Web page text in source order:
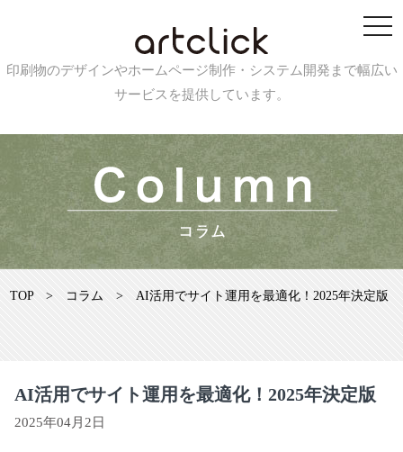
印刷物のデザインやホームページ制作・システム開発まで幅広い
サービスを提供しています。
TOP > コラム > AI活用でサイト運用を最適化！2025年決定版
AI活用でサイト運用を最適化！2025年決定版
2025年04月2日